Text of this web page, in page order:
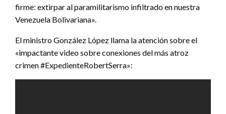
firme: extirpar al paramilitarismo infiltrado en nuestra
Venezuela Bolivariana».
El ministro González López llama la atención sobre el
«impactante video sobre conexiones del más atroz
crimen #ExpedienteRobertSerra»: